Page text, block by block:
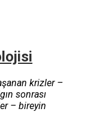
krizler –
sonrası
– bireyin